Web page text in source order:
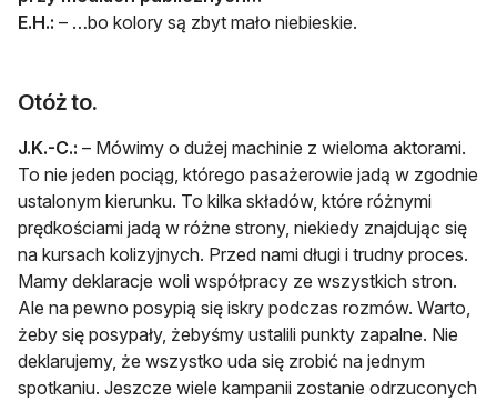
E.H.: – …bo kolory są zbyt mało niebieskie.
Otóż to.
J.K.-C.: – Mówimy o dużej machinie z wieloma aktorami.
To nie jeden pociąg, którego pasażerowie jadą w zgodnie
ustalonym kierunku. To kilka składów, które różnymi
prędkościami jadą w różne strony, niekiedy znajdując się
na kursach kolizyjnych. Przed nami długi i trudny proces.
Mamy deklaracje woli współpracy ze wszystkich stron.
Ale na pewno posypią się iskry podczas rozmów. Warto,
żeby się posypały, żebyśmy ustalili punkty zapalne. Nie
deklarujemy, że wszystko uda się zrobić na jednym
spotkaniu. Jeszcze wiele kampanii zostanie odrzuconych